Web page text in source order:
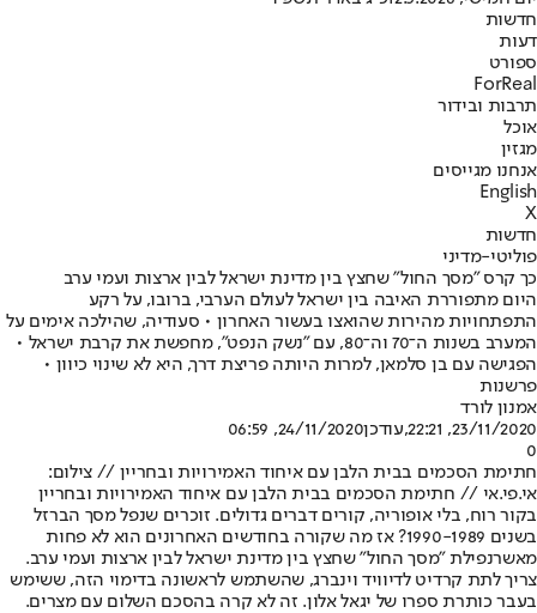
חדשות
דעות
ספורט
ForReal
תרבות ובידור
אוכל
מגזין
אנחנו מגייסים
English
X
חדשות
פוליטי-מדיני
כך קרס "מסך החול" שחצץ בין מדינת ישראל לבין ארצות ועמי ערב
היום מתפוררת האיבה בין ישראל לעולם הערבי, ברובו, על רקע
התפתחויות מהירות שהואצו בעשור האחרון • סעודיה, שהילכה אימים על
המערב בשנות ה־70 וה־80, עם "נשק הנפט", מחפשת את קרבת ישראל •
הפגישה עם בן סלמאן, למרות היותה פריצת דרך, היא לא שינוי כיוון •
פרשנות
אמנון לורד
23/11/2020, 22:21
,עודכן24/11/2020, 06:59
0
חתימת הסכמים בבית הלבן עם איחוד האמירויות ובחריין // צילום:
אי.פי.אי // חתימת הסכמים בבית הלבן עם איחוד האמירויות ובחריין
בקור רוח, בלי אופוריה, קורים דברים גדולים. זוכרים שנפל מסך הברזל
בשנים 1990-1989? אז מה שקורה בחודשים האחרונים הוא לא פחות
מאשרנפילת "מסך החול" שחצץ בין מדינת ישראל לבין ארצות ועמי ערב.
צריך לתת קרדיט לדיוויד וינברג, שהשתמש לראשונה בדימוי הזה, ששימש
בעבר כותרת ספרו של יגאל אלון. זה לא קרה בהסכם השלום עם מצרים.